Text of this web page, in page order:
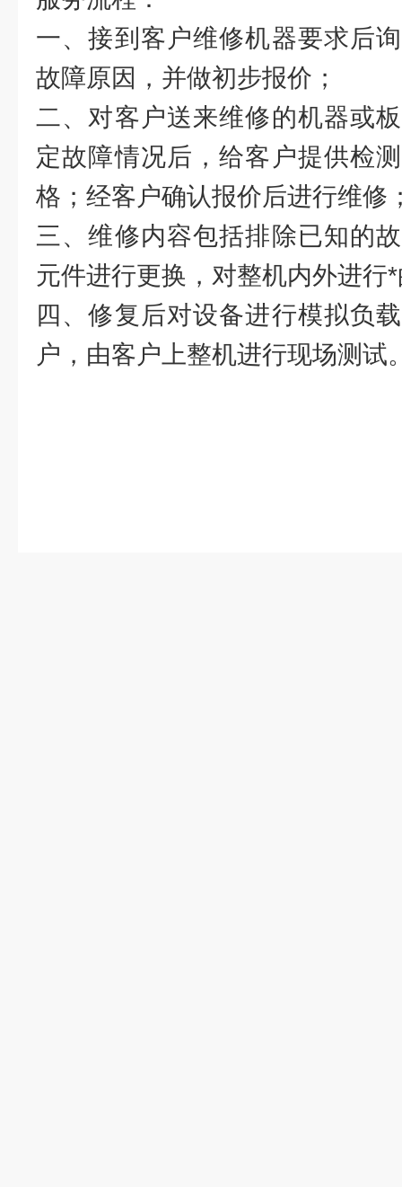
一、接到客户维修机器要求后
故障原因，并做初步报价；
二、对客户送来维修的机器或
定故障情况后，给客户提供检
格；经客户确认报价后进行维修
三、维修内容包括排除已知的
元件进行更换，对整机内外进行
四、修复后对设备进行模拟负
户，由客户上整机进行现场测试